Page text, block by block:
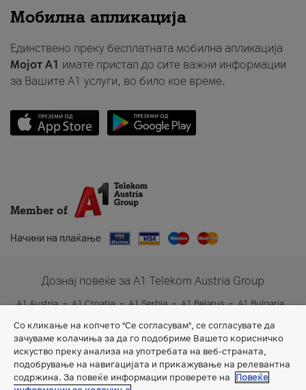
Мобилна апликација
Единствено преку бесплатната мобилна апликација
Мојот A1 имате пристап до сите важни информации
за Вашите A1 услуги, во било кое време.
Member of
Начини на плаќање
Дознај повеќе за A1 Telekom Austria Group
A1 Austria A1 Croatia A1 Serbia A1 Belarus
A1 Bulgaria
Со кликање на копчето "Се согласувам", се согласувате да
зачуваме колачиња за да го подобриме Вашето корисничко
искуство преку анализа на употребата на веб-страната,
подобрување на навигацијата и прикажување на релевантна
содржина. За повеќе информации проверете на
Повеќе